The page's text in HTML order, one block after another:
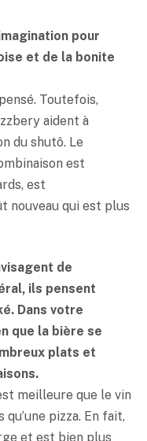
pour
et de la bonite
Toutefois,
aident à
du shutô. Le
est
est
nouveau qui est plus
de
ils pensent
. Dans votre
que la bière se
plats et
meilleure que le vin
pizza. En fait,
et est bien plus